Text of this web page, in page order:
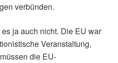
verbünden.
ja auch nicht. Die EU war
Veranstaltung,
die EU-